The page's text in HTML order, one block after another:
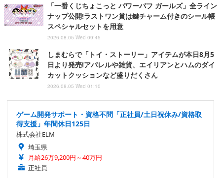
「一番くじちょこっと パワーパフ ガールズ」全ライン
ナップ公開!ラストワン賞は鍵チャーム付きのシール帳
スペシャルセットを用意
2026.08.05 Wed 09:45
しまむらで「トイ・ストーリー」アイテムが本日8月5
日より発売!アパレルや雑貨、エイリアンとハムのダイ
カットクッションなど盛りだくさん
2026.08.05 Wed 01:10
ゲーム開発サポート・資格不問「正社員/土日祝休み/資格取
得支援」年間休日125日
株式会社ELM
埼玉県
月給26万9,200円～40万円
正社員